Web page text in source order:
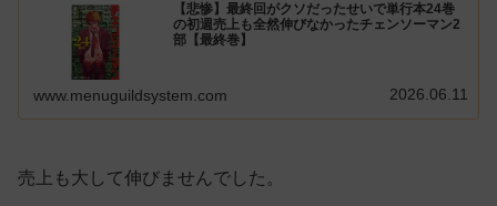
【悲惨】最終回がクソだったせいで単行本24巻
の初週売上も全然伸びなかったチェンソーマン2
部【最終巻】
www.menuguildsystem.com 2026.06.11
売上も大して伸びませんでした。